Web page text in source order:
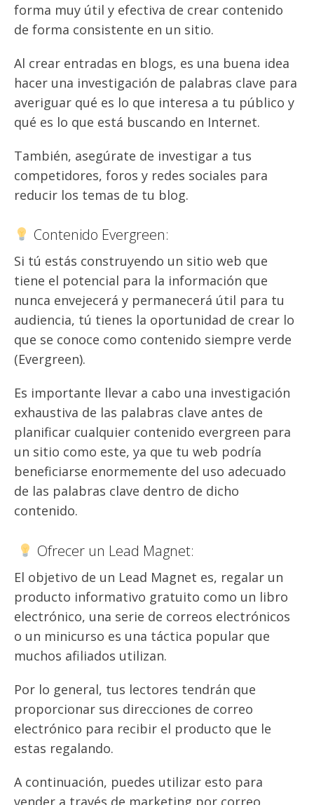
forma muy útil y efectiva de crear contenido
de forma consistente en un sitio.
Al crear entradas en blogs, es una buena idea
hacer una investigación de palabras clave para
averiguar qué es lo que interesa a tu público y
qué es lo que está buscando en Internet.
También, asegúrate de investigar a tus
competidores, foros y redes sociales para
reducir los temas de tu blog.
Contenido Evergreen:
Si tú estás construyendo un sitio web que
tiene el potencial para la información que
nunca envejecerá y permanecerá útil para tu
audiencia, tú tienes la oportunidad de crear lo
que se conoce como contenido siempre verde
(Evergreen).
Es importante llevar a cabo una investigación
exhaustiva de las palabras clave antes de
planificar cualquier contenido evergreen para
un sitio como este, ya que tu web podría
beneficiarse enormemente del uso adecuado
de las palabras clave dentro de dicho
contenido.
Ofrecer un Lead Magnet:
El objetivo de un Lead Magnet es, regalar un
producto informativo gratuito como un libro
electrónico, una serie de correos electrónicos
o un minicurso es una táctica popular que
muchos afiliados utilizan.
Por lo general, tus lectores tendrán que
proporcionar sus direcciones de correo
electrónico para recibir el producto que le
estas regalando.
A continuación, puedes utilizar esto para
vender a través de marketing por correo